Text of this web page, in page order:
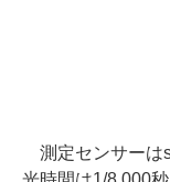
測定センサーは